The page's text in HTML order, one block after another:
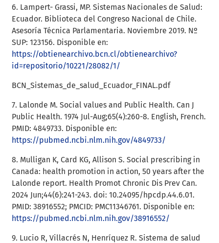
6. Lampert- Grassi, MP. Sistemas Nacionales de Salud:
Ecuador. Biblioteca del Congreso Nacional de Chile.
Asesoría Técnica Parlamentaria. Noviembre 2019. Nº
SUP: 123156. Disponible en:
https://obtienearchivo.bcn.cl/obtienearchivo?
id=repositorio/10221/28082/1/
BCN_Sistemas_de_salud_Ecuador_FINAL.pdf
7. Lalonde M. Social values and Public Health. Can J
Public Health. 1974 Jul-Aug;65(4):260-8. English, French.
PMID: 4849733. Disponible en:
https://pubmed.ncbi.nlm.nih.gov/4849733/
8. Mulligan K, Card KG, Allison S. Social prescribing in
Canada: health promotion in action, 50 years after the
Lalonde report. Health Promot Chronic Dis Prev Can.
2024 Jun;44(6):241-243. doi: 10.24095/hpcdp.44.6.01.
PMID: 38916552; PMCID: PMC11346761. Disponible en:
https://pubmed.ncbi.nlm.nih.gov/38916552/
9. Lucio R, Villacrés N, Henríquez R. Sistema de salud